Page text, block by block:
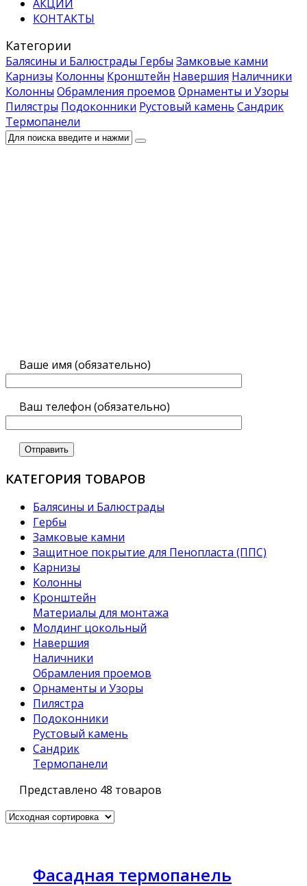
АКЦИИ
КОНТАКТЫ
Категории
Балясины и Балюстрады Гербы Замковые камни
Карнизы Колонны Кронштейн Навершия Наличники
Колонны Обрамления проемов Орнаменты и Узоры
Пилястры Подоконники Рустовый камень Сандрик
Термопанели
Ваше имя (обязательно)
Ваш телефон (обязательно)
КАТЕГОРИЯ ТОВАРОВ
Балясины и Балюстрады
Гербы
Замковые камни
Защитное покрытие для Пенопласта (ППС)
Карнизы
Колонны
Кронштейн
Материалы для монтажа
Молдинг цокольный
Навершия
Наличники
Обрамления проемов
Орнаменты и Узоры
Пилястра
Подоконники
Рустовый камень
Сандрик
Термопанели
Представлено 48 товаров
Фасадная термопанель